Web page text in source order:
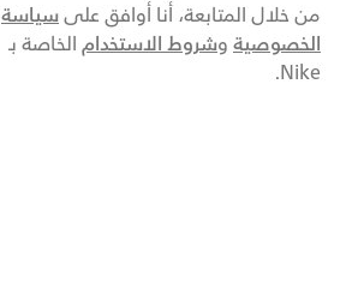
من خلال المتابعة، أنا أوافق علىسياسة
الخصوصية وشروط الاستخدام الخاصة بـ
Nike.